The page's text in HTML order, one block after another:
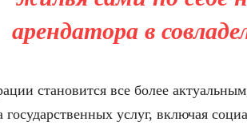
арендатора в
становится все более
государственных услуг, включая